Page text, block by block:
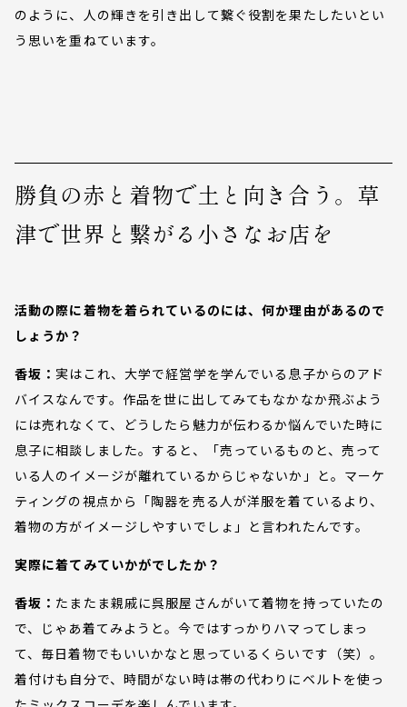
のように、人の輝きを引き出して繋ぐ役割を果たしたいとい
う思いを重ねています。
勝負の赤と着物で土と向き合う。草
津で世界と繋がる小さなお店を
活動の際に着物を着られているのには、何か理由があるので
しょうか？
香坂：実はこれ、大学で経営学を学んでいる息子からのアド
バイスなんです。作品を世に出してみてもなかなか飛ぶよう
には売れなくて、どうしたら魅力が伝わるか悩んでいた時に
息子に相談しました。すると、「売っているものと、売って
いる人のイメージが離れているからじゃないか」と。マーケ
ティングの視点から「陶器を売る人が洋服を着ているより、
着物の方がイメージしやすいでしょ」と言われたんです。
実際に着てみていかがでしたか？
香坂： たまたま親戚に呉服屋さんがいて着物を持っていたの
で、じゃあ着てみようと。今ではすっかりハマってしまっ
て、毎日着物でもいいかなと思っているくらいです（笑）。
着付けも自分で、時間がない時は帯の代わりにベルトを使っ